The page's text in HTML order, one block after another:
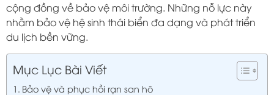
cộng đồng về bảo vệ môi trường. Những nỗ lực này
nhằm bảo vệ hệ sinh thái biển đa dạng và phát triển
du lịch bền vững.
Mục Lục Bài Viết
Bảo vệ và phục hồi rạn san hô